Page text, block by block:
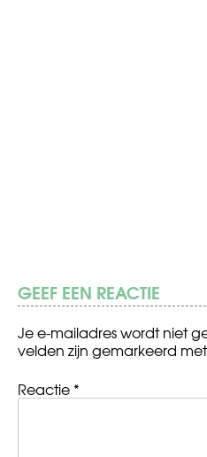
GEEF EEN REACTIE
Je e-mailadres wordt niet
velden zijn gemarkeerd met
Reactie *